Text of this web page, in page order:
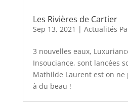
Les Rivières de Cartier
Sep 13, 2021 | Actualités
3 nouvelles eaux,
Insouciance, sont lancées
Mathilde Laurent est on ne
à du beau !